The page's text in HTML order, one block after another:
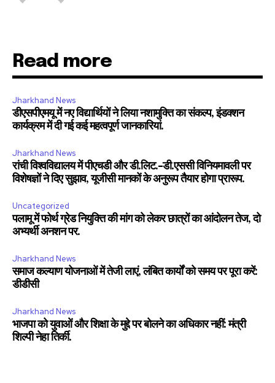
Read more
Jharkhand News
डीएसपीएमयू में नए विद्यार्थियों ने लिया नशामुक्ति का संकल्प, इंडक्शन
कार्यक्रम में दी गई कई महत्वपूर्ण जानकारियां.
Jharkhand News
रांची विश्वविद्यालय में पीएचडी और डी.लिट.-डी.एससी विनियमावली पर
विशेषज्ञों ने दिए सुझाव, यूजीसी मानकों के अनुरूप तैयार होगा प्रारूप.
Uncategorized
पलामू में फोर्थ ग्रेड नियुक्ति की मांग को लेकर छात्रों का आंदोलन तेज, दो
अभ्यर्थी अनशन पर.
Jharkhand News
समाज कल्याण योजनाओं में तेजी लाएं, लंबित कार्यों को समय पर पूरा करें:
डीडीसी
Jharkhand News
भाजपा को युवाओं और शिक्षा के मुद्दे पर बोलने का अधिकार नहीं: मंत्री
शिल्पी नेहा तिर्की.